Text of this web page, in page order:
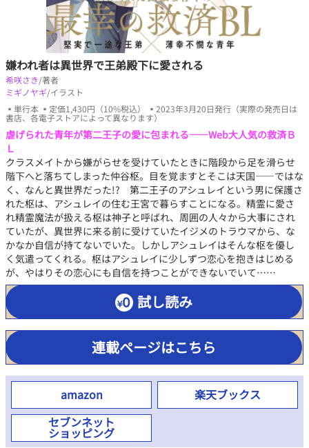
嫌われ者は異世界で王弟殿下に愛される
希咲さき/著者
ミギノヤギ/イラスト
▪単行本 ▪定価1,430円（10%税込） ▪2023年3月20日発行（実際の発売日は
書店、各電子ストアによって異なります）
虐げられた青年が第二王子の愛に包まれる――Web大人気の救済Ｂ
Ｌ
クラスメイトから嫌がらせを受けていたときに階段から足を滑らせ
階下へと落ちてしまった仲谷枢。目を覚ますとそこは天国――ではな
く、なんと異世界だった!? 第二王子のアシュレイという男に保護さ
れた枢は、アシュレイの住む王宮で暮らすことになる。精霊に愛さ
れ精霊魔法が扱える枢は神子と呼ばれ、周囲の人々から大事にされ
ていたが、異世界に来る前に受けていたイジメのトラウマから、な
かなか自信が持てないでいた。しかしアシュレイはそんな枢を優し
く気遣ってくれる。枢はアシュレイに少しずつ恋心を抱きはじめる
が、やはりその恋心にも自信を持つことができないでいて……
試し読み
連載ページはこちら
amazon
楽天ブックス
セブンネット
ショッピング